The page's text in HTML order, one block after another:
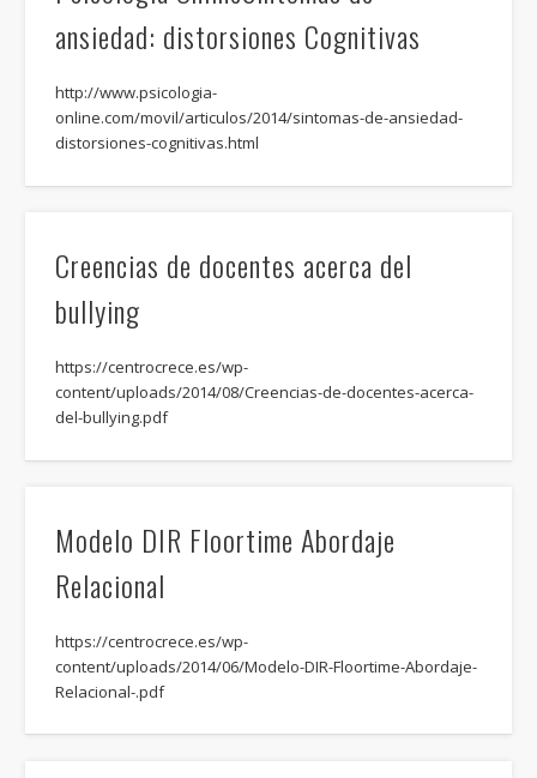
ansiedad: distorsiones Cognitivas
http://www.psicologia-
online.com/movil/articulos/2014/sintomas-de-ansiedad-
distorsiones-cognitivas.html
Creencias de docentes acerca del
bullying
https://centrocrece.es/wp-
content/uploads/2014/08/Creencias-de-docentes-acerca-
del-bullying.pdf
Modelo DIR Floortime Abordaje
Relacional
https://centrocrece.es/wp-
content/uploads/2014/06/Modelo-DIR-Floortime-Abordaje-
Relacional-.pdf